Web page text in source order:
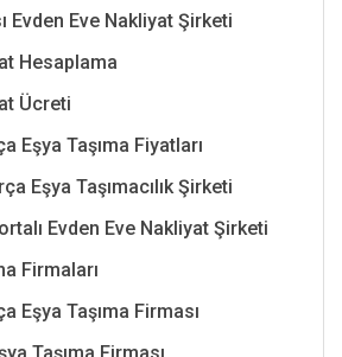
Evden Eve Nakliyat Şirketi
Hesaplama
Ücreti
Eşya Taşıma Fiyatları
Eşya Taşımacılık Şirketi
Evden Eve Nakliyat Şirketi
Firmaları
Eşya Taşıma Firması